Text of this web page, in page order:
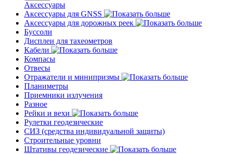
Аксессуары
Аксессуары для GNSS
Аксессуары для дорожных реек
Буссоли
Дисплеи для тахеометров
Кабели
Компасы
Отвесы
Отражатели и минипризмы
Планиметры
Приемники излучения
Разное
Рейки и вехи
Рулетки геодезические
СИЗ (средства индивидуальной защиты)
Строительные уровни
Штативы геодезические